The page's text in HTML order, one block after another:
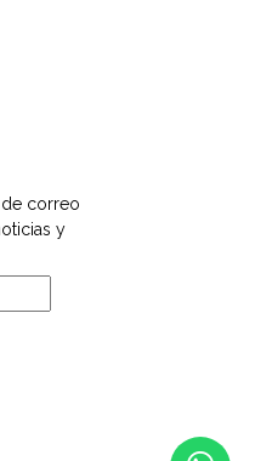
de correo
y